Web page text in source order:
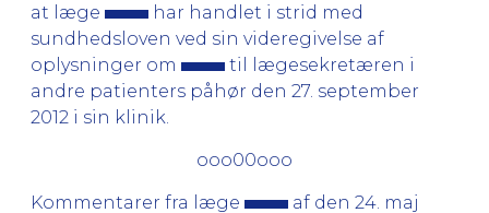
at læge
har handlet i strid med
sundhedsloven ved sin videregivelse af
oplysninger om
til lægesekretæren i
andre patienters påhør den 27. september
2012 i sin klinik.
ooo00ooo
Kommentarer fra læge
af den 24. maj